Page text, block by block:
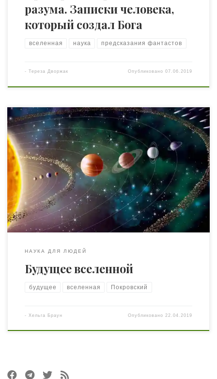
разума. Записки человека,
который создал Бога
вселенная наука предсказания фантастов
- Тереза Дворжак Опубликовано07.06.2019
Представим себе, что мы находимся тёмной полярной
ночью на льдине. Тяжелый шторм гонит ее в
неведомую даль. Холодные морские волны с шумом
разбиваются о края льдины, она трещит и местами уже
ломается. Кроме людей, на льдине разные обломки,
куски парусины, ящики с продовольствием, спасенные
во время кораблекрушения. Все устали в […]
НАУКА ДЛЯ ЛЮДЕЙ
Будущее вселенной
будущее вселенная Покровский
- Хельга Браун Опубликовано22.04.2019